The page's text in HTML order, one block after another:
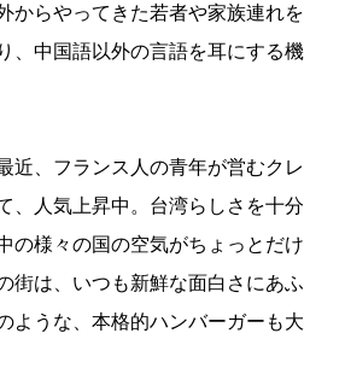
からやってきた若者や家族連れを
、中国語以外の言語を耳にする機
近、フランス人の青年が営むクレ
、人気上昇中。台湾らしさを十分
の様々の国の空気がちょっとだけ
街は、いつも新鮮な面白さにあふ
ような、本格的ハンバーガーも大